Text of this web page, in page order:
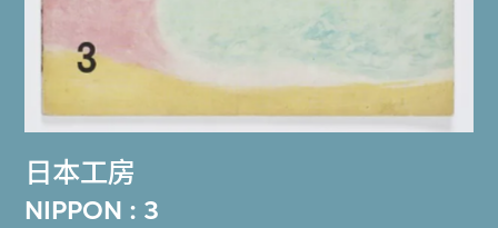
日本工房
NIPPON : 3